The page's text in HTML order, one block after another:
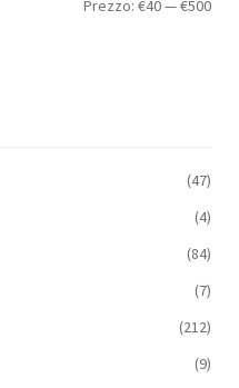
Prezzo: €40—€500
(47)
(4)
(84)
(7)
(212)
(9)